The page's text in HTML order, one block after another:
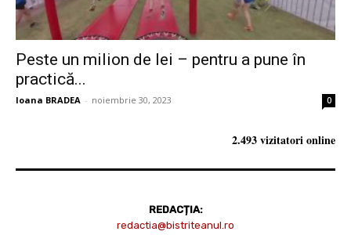
Peste un milion de lei – pentru a pune în
practică...
Ioana BRADEA - noiembrie 30, 2023 0
2.493 vizitatori online
REDACȚIA:
redactia@bistriteanul.ro